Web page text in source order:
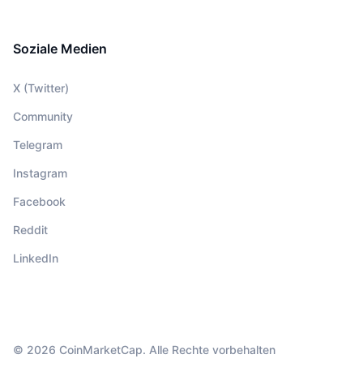
Soziale Medien
X (Twitter)
Community
Telegram
Instagram
Facebook
Reddit
LinkedIn
© 2026 CoinMarketCap. Alle Rechte vorbehalten